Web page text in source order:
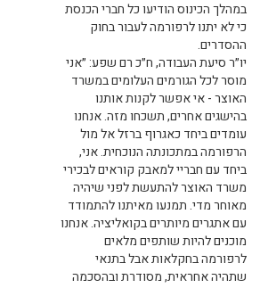
במהלך הכינוס הודיעו כל חברי הכנסת
כי לא יתנו לרפורמה לעבור בחוק
ההסדרים.
יו״ר סיעת העבודה, ח״כ רם שפע: ״אני
מוסר לכל הגורמים העלומים במשרד
האוצר - אי אפשר לקנות אותנו
בהישגים אחרים, תשכחו מזה. אנחנו
עומדים ביחד כאגרוף ברזל אל מול
הרפורמה במתכונתה הנוכחית. אני,
ביחד עם חבריי למאבק קוראים לבכירי
משרד האוצר להתעשת לפני שיהיה
מאוחר מדי. תמנעו מאיתנו להתמודד
עם אתגרים מיותרים בקואליציה. אנחנו
מוכנים להיות שותפים מלאים
לרפורמה בחקלאות אבל בתנאי
שתהיה אחראית, מסודרת ובהסכמה